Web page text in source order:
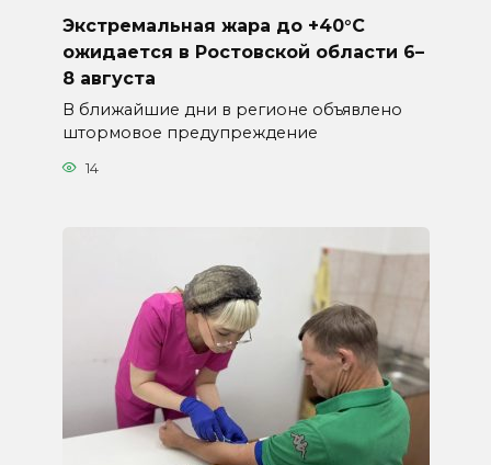
Экстремальная жара до +40°C
ожидается в Ростовской области 6–
8 августа
В ближайшие дни в регионе объявлено
штормовое предупреждение
14